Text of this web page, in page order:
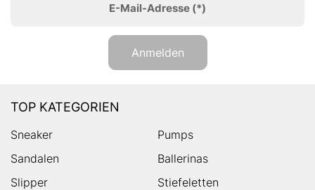
E-Mail-Adresse (*)
Anmelden
TOP KATEGORIEN
Sneaker
Pumps
Sandalen
Ballerinas
Slipper
Stiefeletten